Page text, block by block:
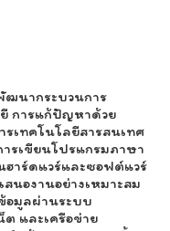
นากระบวนการ
การแก้ปัญหาด้วย
รเทคโนโลยีสารสนเทศ
รเขียนโปรแกรมภาษา
ฮาร์ดแวร์และซอฟต์แวร์
สนองานอย่างเหมาะสม
อมูลผ่านระบบ
ต และเครือข่าย